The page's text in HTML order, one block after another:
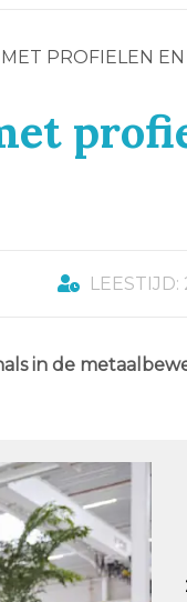
PROFIELEN
in de